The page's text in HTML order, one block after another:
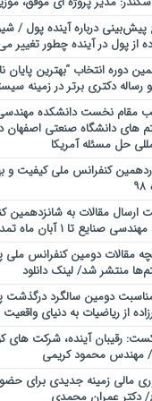
دکتر دیواندری در
/ کنفرانس ملی توسعه
دکتر علیرضا فیض بخش با
نظام بانکداری / ۹ بهمن ماه ۹۲
پیش‌بینی درباره آینده پول /
از پول در آینده چطور تغییر
دورۀ انتخاب “بهترین پایان
رساله دکتری برتر در زمینه
مقام نخست دانشکده
های دانشگاه صنعتی اصفهان
حل مسئله آمریکا
ارسال مقالات به شانزدهمین
صنایع تا ۱ آبان ماه تمدید شد.
مقالات دومین کنفرانس ملی
منتشر شد/ لینک دانلود
دومین سالگرد درگذشت
از ریاضیات به دنیای
رقیبان آینده، شرکت های
مهندس محمود کریمی
مالی زمینه جدیدی برای
دکتر عمران محمدی